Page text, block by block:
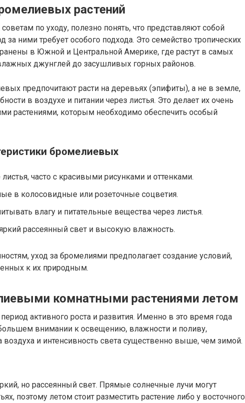
растений
по уходу, полезно понять, что представляют собой
за ними требует особого подхода. Это семейство тропических
в Южной и Центральной Америке, где растут в самых
джунглей до засушливых горных районов.
предпочитают расти на деревьях (эпифиты), а не в земле,
в воздухе и питании через листья. Это делает их очень
растениями, которым необходимо обеспечить особый
бромелиевых
часто с красивыми рисунками и оттенками.
в колосовидные или розеточные соцветия.
влагу и питательные вещества через листья.
рассеянный свет и высокую влажность.
уход за бромелиями предполагает создание условий,
к их природным.
комнатными растениями летом
активного роста и развития. Именно в это время года
внимании к освещению, влажности и поливу,
воздуха и интенсивность света существенно выше, чем зимой.
но рассеянный свет. Прямые солнечные лучи могут
поэтому летом стоит разместить растение либо у восточного